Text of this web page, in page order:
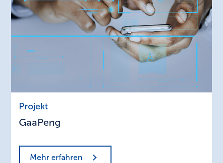
Projekt
GaaPeng
Mehr erfahren